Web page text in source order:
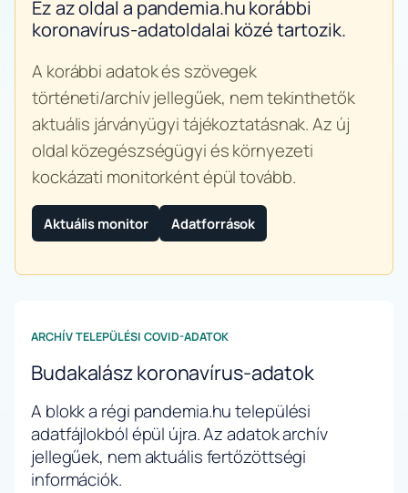
Ez az oldal a pandemia.hu korábbi
koronavírus-adatoldalai közé tartozik.
A korábbi adatok és szövegek
történeti/archív jellegűek, nem tekinthetők
aktuális járványügyi tájékoztatásnak. Az új
oldal közegészségügyi és környezeti
kockázati monitorként épül tovább.
Aktuális monitor Adatforrások
ARCHÍV TELEPÜLÉSI COVID-ADATOK
Budakalász koronavírus-adatok
A blokk a régi pandemia.hu települési
adatfájlokból épül újra. Az adatok archív
jellegűek, nem aktuális fertőzöttségi
információk.